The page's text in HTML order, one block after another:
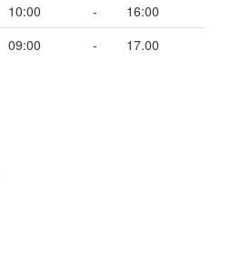
10:00 -
16:00
09:00 - 17.00